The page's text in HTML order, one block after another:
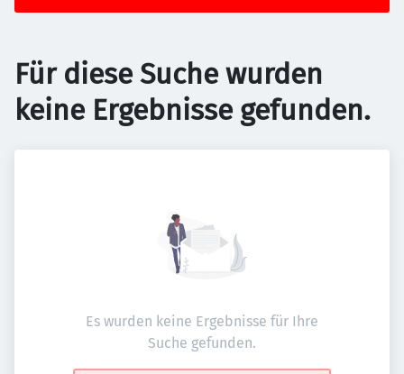
Für diese Suche wurden
keine Ergebnisse gefunden.
Es wurden keine Ergebnisse für Ihre
Suche gefunden.